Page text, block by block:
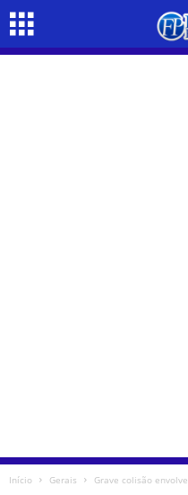
Início Gerais Grave colisão